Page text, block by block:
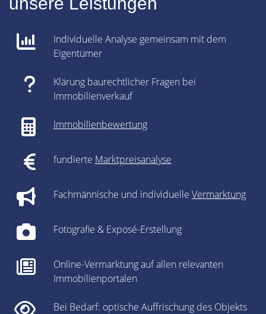
Individuelle Analyse gemeinsam mit dem
Eigentümer
Klärung baurechtlicher Fragen bei
Immobilienverkauf
Immobilienbewertung
fundierte Marktpreisanalyse
Fachmännische und individuelle Vermarktung
Fotografie & Exposé-Erstellung
Online-Vermarktung auf allen relevanten
Immobilienportalen
Bei Bedarf: optische Auffrischung des Objekts